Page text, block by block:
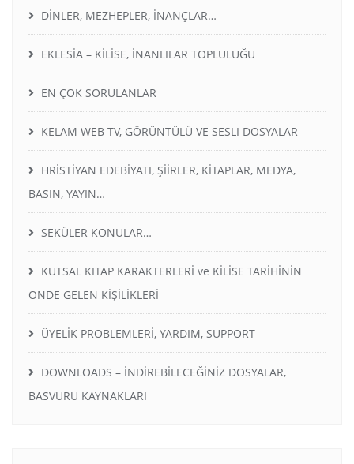
DİNLER, MEZHEPLER, İNANÇLAR…
EKLESİA – KİLİSE, İNANLILAR TOPLULUĞU
EN ÇOK SORULANLAR
KELAM WEB TV, GÖRÜNTÜLÜ VE SESLI DOSYALAR
HRİSTİYAN EDEBİYATI, ŞİİRLER, KİTAPLAR, MEDYA,
BASIN, YAYIN…
SEKÜLER KONULAR…
KUTSAL KITAP KARAKTERLERİ ve KİLİSE TARİHİNİN
ÖNDE GELEN KİŞİLİKLERİ
ÜYELİK PROBLEMLERİ, YARDIM, SUPPORT
DOWNLOADS – İNDİREBİLECEĞİNİZ DOSYALAR,
BASVURU KAYNAKLARI